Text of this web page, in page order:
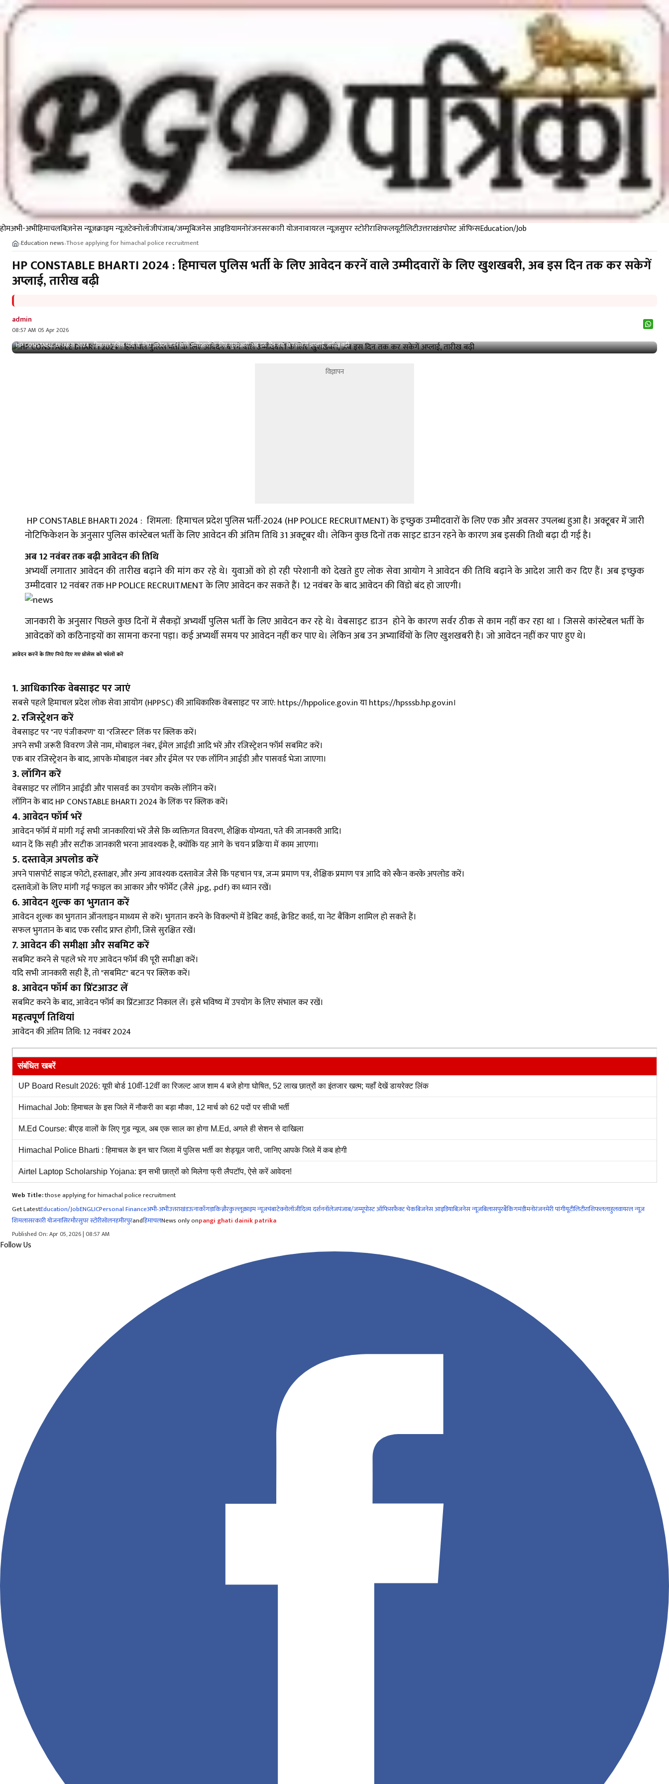
होमअभी-अभीहिमाचलबिज़नेस न्यूज़क्राइम न्यूजटेक्नोलॉजीपंजाब/जम्मूबिजनेस आइडियामनोरंजनसरकारी योजनावायरल न्यूज़सुपर स्टोरीराशिफलयूटीलिटीउत्तराखंडपोस्ट ऑफिसEducation/Job
›Education news›Those applying for himachal police recruitment
HP CONSTABLE BHARTI 2024 : हिमाचल पुलिस भर्ती के लिए आवेदन करनें वाले उम्मीदवारों के लिए खुशखबरी, अब इस दिन तक कर सकेगें
अप्लाई, तारीख बढ़ी
admin
08:57 AM 05 Apr 2026
HP CONSTABLE BHARTI 2024 : हिमाचल पुलिस भर्ती के लिए आवेदन करनें वाले उम्मीदवारों के लिए खुशखबरी, अब इस दिन तक कर सकेगें अप्लाई, तारीख बढ़ी
विज्ञापन
HP CONSTABLE BHARTI 2024 : ​शिमला: हिमाचल प्रदेश पुलिस भर्ती-2024 (HP POLICE RECRUITMENT) के इच्छुक उम्मीदवारों के लिए एक और अवसर उपलब्ध हुआ है। अक्टूबर में जारी
नोटिफिकेशन के अनुसार पुलिस कांस्टेबल भर्ती के लिए आवेदन की अंतिम तिथि 31 अक्टूबर थी। लेकिन कुछ दिनों तक साइट डाउन रहने के कारण अब इसकी तिथी बढ़ा दी गई है।
अब 12 नवंबर तक बढ़ी आवेदन की तिथि
अभ्यर्थी लगातार आवेदन की तारीख बढ़ाने की मांग कर रहे थे। युवाओं को हो रही परेशानी को देखते हुए लोक सेवा आयोग ने आवेदन की तिथि बढ़ाने के आदेश जारी कर दिए हैं। अब इच्छुक
उम्मीदवार 12 नवंबर तक HP POLICE RECRUITMENT के लिए आवेदन कर सकते हैं। 12 नवंबर के बाद आवेदन की विंडो बंद हो जाएगी।
जानकारी के अनुसार पिछले कुछ दिनों में सैकड़ों अभ्यर्थी पुलिस भर्ती के लिए आवेदन कर रहे थे। वेबसाइट डाउन होने के कारण सर्वर ठीक से काम नहीं कर रहा था । जिससे कांस्टेबल भर्ती के
आवेदकों को कठिनाइयों का सामना करना पड़ा। कई अभ्यर्थी समय पर आवेदन नहीं कर पाए थे। लेकिन अब उन अभ्या​र्थियों के लिए खुशखबरी है। जो आवेदन नहीं कर पाए हुए थे।
आवेदन करनें के लिए निचे दिए गए प्रोसेस को फॉलों करें
1. आधिकारिक वेबसाइट पर जाएं
सबसे पहले हिमाचल प्रदेश लोक सेवा आयोग (HPPSC) की आधिकारिक वेबसाइट पर जाएं:https://hppolice.gov.inयाhttps://hpsssb.hp.gov.in।
2. रजिस्ट्रेशन करें
वेबसाइट पर "नए पंजीकरण" या "रजिस्टर" लिंक पर क्लिक करें।
अपने सभी जरूरी विवरण जैसे नाम, मोबाइल नंबर, ईमेल आईडी आदि भरें और रजिस्ट्रेशन फॉर्म सबमिट करें।
एक बार रजिस्ट्रेशन के बाद, आपके मोबाइल नंबर और ईमेल पर एक लॉगिन आईडी और पासवर्ड भेजा जाएगा।
3. लॉगिन करें
वेबसाइट पर लॉगिन आईडी और पासवर्ड का उपयोग करके लॉगिन करें।
लॉगिन के बाद HP CONSTABLE BHARTI 2024 के लिंक पर क्लिक करें।
4. आवेदन फॉर्म भरें
आवेदन फॉर्म में मांगी गई सभी जानकारियां भरें जैसे कि व्यक्तिगत विवरण, शैक्षिक योग्यता, पते की जानकारी आदि।
ध्यान दें कि सही और सटीक जानकारी भरना आवश्यक है, क्योंकि यह आगे के चयन प्रक्रिया में काम आएगा।
5. दस्तावेज़ अपलोड करें
अपने पासपोर्ट साइज फोटो, हस्ताक्षर, और अन्य आवश्यक दस्तावेज जैसे कि पहचान पत्र, जन्म प्रमाण पत्र, शैक्षिक प्रमाण पत्र आदि को स्कैन करके अपलोड करें।
दस्तावेज़ों के लिए मांगी गई फाइल का आकार और फॉर्मेट (जैसे .jpg, .pdf) का ध्यान रखें।
6. आवेदन शुल्क का भुगतान करें
आवेदन शुल्क का भुगतान ऑनलाइन माध्यम से करें। भुगतान करने के विकल्पों में डेबिट कार्ड, क्रेडिट कार्ड, या नेट बैंकिंग शामिल हो सकते हैं।
सफल भुगतान के बाद एक रसीद प्राप्त होगी, जिसे सुरक्षित रखें।
7. आवेदन की समीक्षा और सबमिट करें
सबमिट करने से पहले भरे गए आवेदन फॉर्म की पूरी समीक्षा करें।
यदि सभी जानकारी सही हैं, तो "सबमिट" बटन पर क्लिक करें।
8. आवेदन फॉर्म का प्रिंटआउट लें
सबमिट करने के बाद, आवेदन फॉर्म का प्रिंटआउट निकाल लें। इसे भविष्य में उपयोग के लिए संभाल कर रखें।
महत्वपूर्ण तिथियां
आवेदन की अंतिम तिथि: 12 नवंबर 2024
संबंधित खबरें
UP Board Result 2026: यूपी बोर्ड 10वीं-12वीं का रिजल्ट आज शाम 4 बजे होगा घोषित, 52 लाख छात्रों का इंतजार खत्म; यहाँ देखें डायरेक्ट लिंक
Himachal Job: हिमाचल के इस जिले में नौकरी का बड़ा मौका, 12 मार्च को 62 पदों पर सीधी भर्ती
M.Ed Course: बीएड वालों के लिए गुड न्यूज, अब एक साल का होगा M.Ed, अगले ही सेशन से दाखिला
Himachal Police Bharti : हिमाचल के इन चार जिला में पुलिस भर्ती का शेड्यूल जारी, जानिए आपके जिले में कब होगी
Airtel Laptop Scholarship Yojana: इन सभी छात्रों को मिलेगा फ्री लैपटॉप, ऐसे करें आवेदन!
Web Title:those applying for himachal police recruitment
Get LatestEducation/JobENGLICPersonal Financeअभी-अभीउत्तराखंडऊनाकाँगड़ाकिन्नौरकुल्लूक्राइम न्यूजचंबाटेक्नोलॉजीदिव्य दर्शननॉलेजपंजाब/जम्मूपोस्ट ऑफिसफ़ैक्ट चेकबिजनेस आइडियाबिज़नेस न्यूज़बिलासपुरबैंकिंगमंडीमनोरंजनमेरी पांगीयूटीलिटीराशिफललाहुलवायरल न्यूज़
शिमलासरकारी योजनासिरमौरसुपर स्टोरीसोलनहमीरपुरandहिमाचलNews only onpangi ghati dainik patrika
Published On: Apr 05, 2026 | 08:57 AM
Follow Us